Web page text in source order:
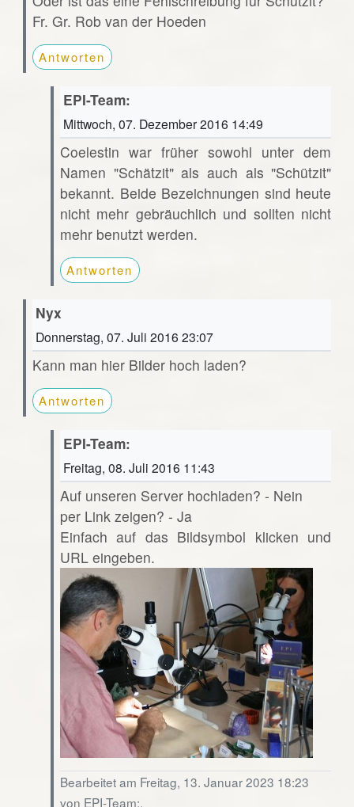
Fr. Gr. Rob van der Hoeden
Antworten
EPI-Team:
Mittwoch, 07. Dezember 2016 14:49
Coelestin war früher sowohl unter dem
Namen "Schätzit" als auch als "Schützit"
bekannt. Beide Bezeichnungen sind heute
nicht mehr gebräuchlich und sollten nicht
mehr benutzt werden.
Antworten
Nyx
Donnerstag, 07. Juli 2016 23:07
Kann man hier Bilder hoch laden?
Antworten
EPI-Team:
Freitag, 08. Juli 2016 11:43
Auf unseren Server hochladen? - Nein
per Link zeigen? - Ja
Einfach auf das Bildsymbol klicken und
URL eingeben.
Bearbeitet am Freitag, 13. Januar 2023 18:23
von EPI-Team:.